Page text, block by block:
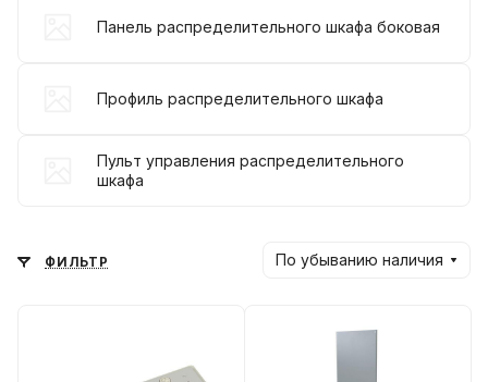
Панель распределительного шкафа боковая
Профиль распределительного шкафа
Пульт управления распределительного
шкафа
ФИЛЬТР По убыванию наличия